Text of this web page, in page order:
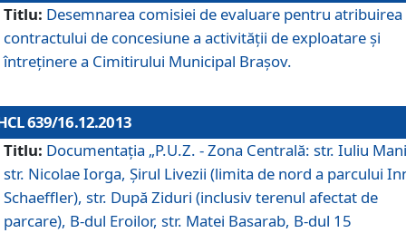
Titlu: Desemnarea comisiei de evaluare pentru atribuirea
contractului de concesiune a activităţii de exploatare şi
întreţinere a Cimitirului Municipal Braşov.
639/16.12.2013
Titlu: Documentaţia „P.U.Z. - Zona Centrală: str. Iuliu
str. Nicolae Iorga, Şirul Livezii (limita de nord a parcului
Schaeffler), str. După Ziduri (inclusiv terenul afectat de
parcare), B-dul Eroilor, str. Matei Basarab, B-dul 15